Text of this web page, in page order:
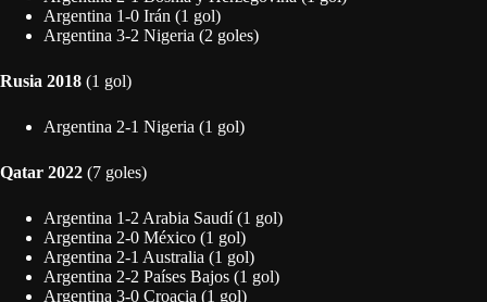
Argentina 1-0 Irán (1 gol)
Argentina 3-2 Nigeria (2 goles)
Rusia 2018 (1 gol)
Argentina 2-1 Nigeria (1 gol)
Qatar 2022 (7 goles)
Argentina 1-2 Arabia Saudí (1 gol)
Argentina 2-0 México (1 gol)
Argentina 2-1 Australia (1 gol)
Argentina 2-2 Países Bajos (1 gol)
Argentina 3-0 Croacia (1 gol)